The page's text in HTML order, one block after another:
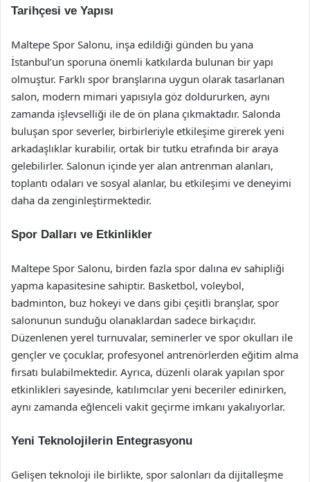
Tarihçesi ve Yapısı
Maltepe Spor Salonu, inşa edildiği günden bu yana
İstanbul’un sporuna önemli katkılarda bulunan bir yapı
olmuştur. Farklı spor branşlarına uygun olarak tasarlanan
salon, modern mimari yapısıyla göz doldururken, aynı
zamanda işlevselliği ile de ön plana çıkmaktadır. Salonda
buluşan spor severler, birbirleriyle etkileşime girerek yeni
arkadaşlıklar kurabilir, ortak bir tutku etrafında bir araya
gelebilirler. Salonun içinde yer alan antrenman alanları,
toplantı odaları ve sosyal alanlar, bu etkileşimi ve deneyimi
daha da zenginleştirmektedir.
Spor Dalları ve Etkinlikler
Maltepe Spor Salonu, birden fazla spor dalına ev sahipliği
yapma kapasitesine sahiptir. Basketbol, voleybol,
badminton, buz hokeyi ve dans gibi çeşitli branşlar, spor
salonunun sunduğu olanaklardan sadece birkaçıdır.
Düzenlenen yerel turnuvalar, seminerler ve spor okulları ile
gençler ve çocuklar, profesyonel antrenörlerden eğitim alma
fırsatı bulabilmektedir. Ayrıca, düzenli olarak yapılan spor
etkinlikleri sayesinde, katılımcılar yeni beceriler edinirken,
aynı zamanda eğlenceli vakit geçirme imkanı yakalıyorlar.
Yeni Teknolojilerin Entegrasyonu
Gelişen teknoloji ile birlikte, spor salonları da dijitalleşme